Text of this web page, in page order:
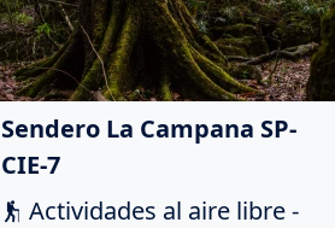
Sendero La Campana SP-
CIE-7
Actividades al aire libre -